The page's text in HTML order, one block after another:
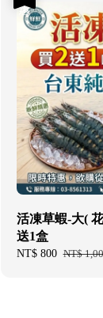
活凍草蝦-大(
送1盒
Sale
NT$ 800 Regular
NT$